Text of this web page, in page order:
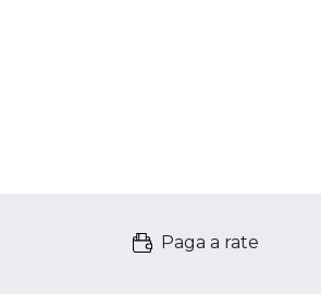
Paga a rate